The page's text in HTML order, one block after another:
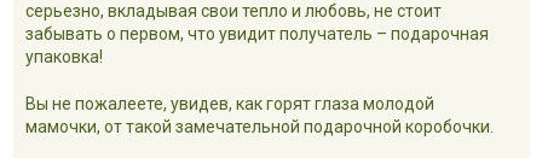
серьезно, вкладывая свои тепло и любовь, не стоит
забывать о первом, что увидит получатель – подарочная
упаковка!
Вы не пожалеете, увидев, как горят глаза молодой
мамочки, от такой замечательной подарочной коробочки.